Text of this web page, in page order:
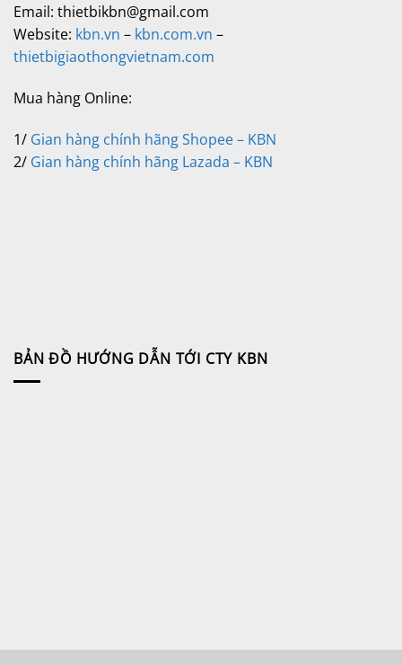
Email: thietbikbn@gmail.com
Website: kbn.vn – kbn.com.vn –
thietbigiaothongvietnam.com
Mua hàng Online:
1/ Gian hàng chính hãng Shopee – KBN
2/ Gian hàng chính hãng Lazada – KBN
BẢN ĐỒ HƯỚNG DẪN TỚI CTY KBN